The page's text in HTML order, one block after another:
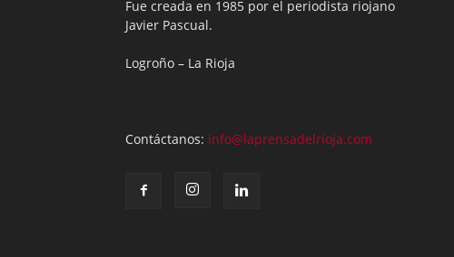
Fue creada en 1985 por el periodista riojano
Javier Pascual.
Logroño – La Rioja
Contáctanos: info@laprensadelrioja.com